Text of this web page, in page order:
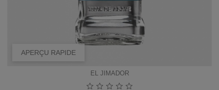
APERÇU RAPIDE
EL JIMADOR